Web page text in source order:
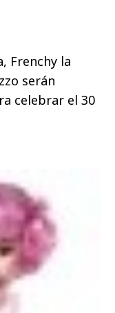
Frenchy la
serán
celebrar el 30